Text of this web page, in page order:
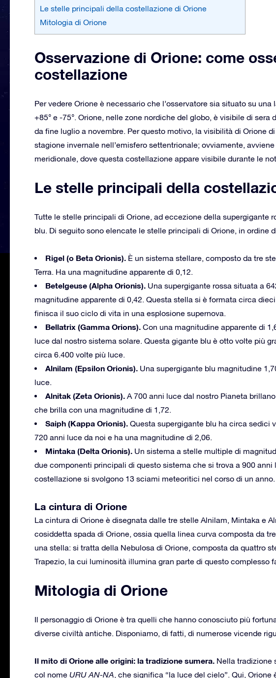
Le stelle principali della costellazione di Orione
Mitologia di Orione
Osservazione di Orione: come
costellazione
Per vedere Orione è necessario che l’osservatore sia situato su
+85° e -75°. Orione, nelle zone nordiche del globo, è visibile di sera
da fine luglio a novembre. Per questo motivo, la visibilità di Orione
stagione invernale nell’emisfero settentrionale; ovviamente,
meridionale, dove questa costellazione appare visibile durante le
Le stelle principali della
Tutte le stelle principali di Orione, ad eccezione della supergigante
blu. Di seguito sono elencate le stelle principali di Orione, in ordine
Rigel (o Beta Orionis). È un sistema stellare, composto da tre
Terra. Ha una magnitudine apparente di 0,12.
Betelgeuse (Alpha Orionis). Una supergigante rossa situata a
magnitudine apparente di 0,42. Questa stella si è formata circa
finisca il suo ciclo di vita in una esplosione supernova.
Bellatrix (Gamma Orions). Con una magnitudine apparente di
luce dal nostro sistema solare. Questa gigante blu è otto volte più
circa 6.400 volte più luce.
Alnilam (Epsilon Orionis). Una supergigante blu magnitudine
luce.
Alnitak (Zeta Orionis). A 700 anni luce dal nostro Pianeta
che brilla con una magnitudine di 1,72.
Saiph (Kappa Orionis). Questa supergigante blu ha circa sedici
720 anni luce da noi e ha una magnitudine di 2,06.
Mintaka (Delta Orionis). Un sistema a stelle multiple di
due componenti principali di questo sistema che si trova a 900 anni
costellazione si svolgono 13 sciami meteoritici nel corso di un anno.
La cintura di Orione
La cintura di Orione è disegnata dalle tre stelle Alnilam, Mintaka e
cosiddetta spada di Orione, ossia quella linea curva composta da
una stella: si tratta della Nebulosa di Orione, composta da quattro
Trapezio, la cui luminosità illumina gran parte di questo complesso
Mitologia di Orione
Il personaggio di Orione è tra quelli che hanno conosciuto più
diverse civiltà antiche. Disponiamo, di fatti, di numerose vicende
Il mito di Orione alle origini: la tradizione sumera. Nella tradizione
col nome URU AN-NA, che significa “la luce del cielo”. Qui,